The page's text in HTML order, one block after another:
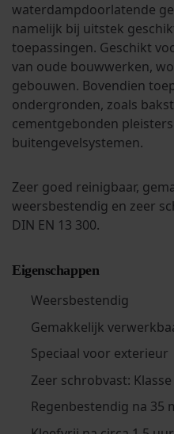
waterdampdoorlatende
namelijk bij uitstek
toepassingen. Geschikt
van oude bouwwerken,
gebouwen. Bovendien
ondergronden, zoals
cementgebonden
buitengevelsystemen.
Zeer goed reinigbaar,
weersbestendig en zeer
DIN EN 13 300.
Eigenschappen
Weersbestendig
Gemakkelijk
Speciaal voor exterieur
Zeer schrobvast:
Regenbestendig na 35